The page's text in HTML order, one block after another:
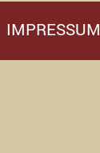
IMPRESSUM